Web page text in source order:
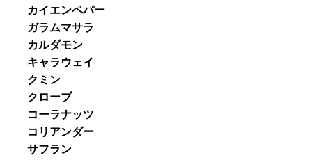
カイエンペパー
ガラムマサラ
カルダモン
キャラウェイ
クミン
クローブ
コーラナッツ
コリアンダー
サフラン